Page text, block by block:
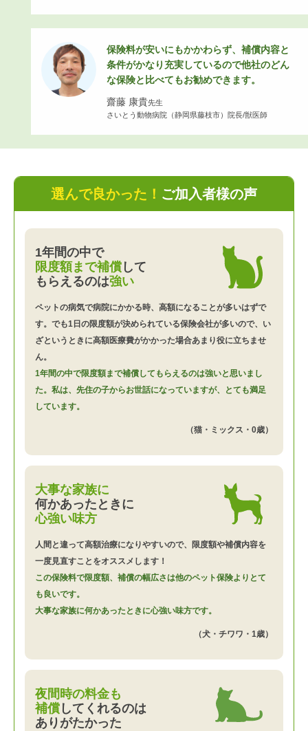
保険料が安いにもかかわらず、補償内容と
条件がかなり充実しているので他社のどん
な保険と比べてもお勧めできます。
齋藤 康貴先生
さいとう動物病院（静岡県藤枝市）院長/獣医師
選んで良かった！ ご加入者様の声
1年間の中で
限度額まで補償 して
もらえるのは強い
ペットの病気で病院にかかる時、高額になることが多いはずで
す。でも1日の限度額が決められている保険会社が多いので、い
ざというときに高額医療費がかかった場合あまり役に立ちませ
ん。
1年間の中で限度額まで補償してもらえるのは強いと思いまし
た。私は、先住の子からお世話になっていますが、とても満足
しています。
（猫・ミックス・0歳）
大事な家族に
何かあったときに
心強い味方
人間と違って高額治療になりやすいので、限度額や補償内容を
一度見直すことをオススメします！
この保険料で限度額、補償の幅広さは他のペット保険よりとて
も良いです。
大事な家族に何かあったときに心強い味方です。
（犬・チワワ・1歳）
夜間時の料金も
補償 してくれるのは
ありがたかった